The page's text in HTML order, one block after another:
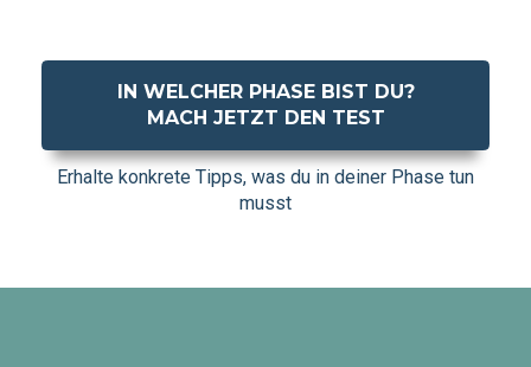
IN WELCHER PHASE BIST DU?
MACH JETZT DEN TEST
Erhalte konkrete Tipps, was du in deiner Phase tun
musst